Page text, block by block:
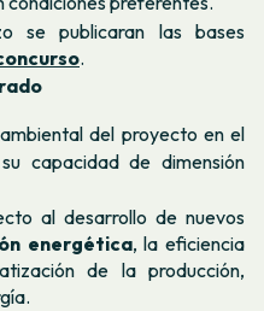
se publicaran las bases
.
del proyecto en el
capacidad de dimensión
al desarrollo de nuevos
energética, la eficiencia
de la producción,